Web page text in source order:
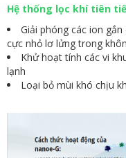
Hệ thống lọc khí tiên
Giải phóng các ion
cực nhỏ lơ lửng trong
Khử hoạt tính các vi
lạnh
Loại bỏ mùi khó chịu